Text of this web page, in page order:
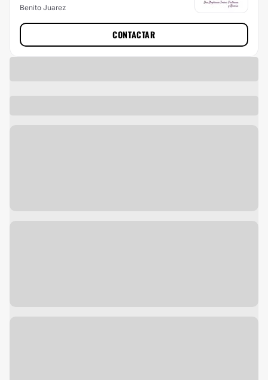
Benito Juarez
CONTACTAR